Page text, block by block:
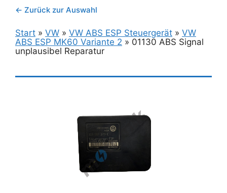
← Zurück zur Auswahl
Start » VW » VW ABS ESP Steuergerät » VW
ABS ESP MK60 Variante 2 » 01130 ABS Signal
unplausibel Reparatur